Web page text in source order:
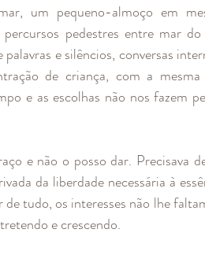
um pequeno-almoço em
pedestres entre mar
e silêncios, conversas
de criança, com a
e as escolhas não nos fazem
e não o posso dar. Precisava
da liberdade necessária à
tudo, os interesses não lhe
e crescendo.